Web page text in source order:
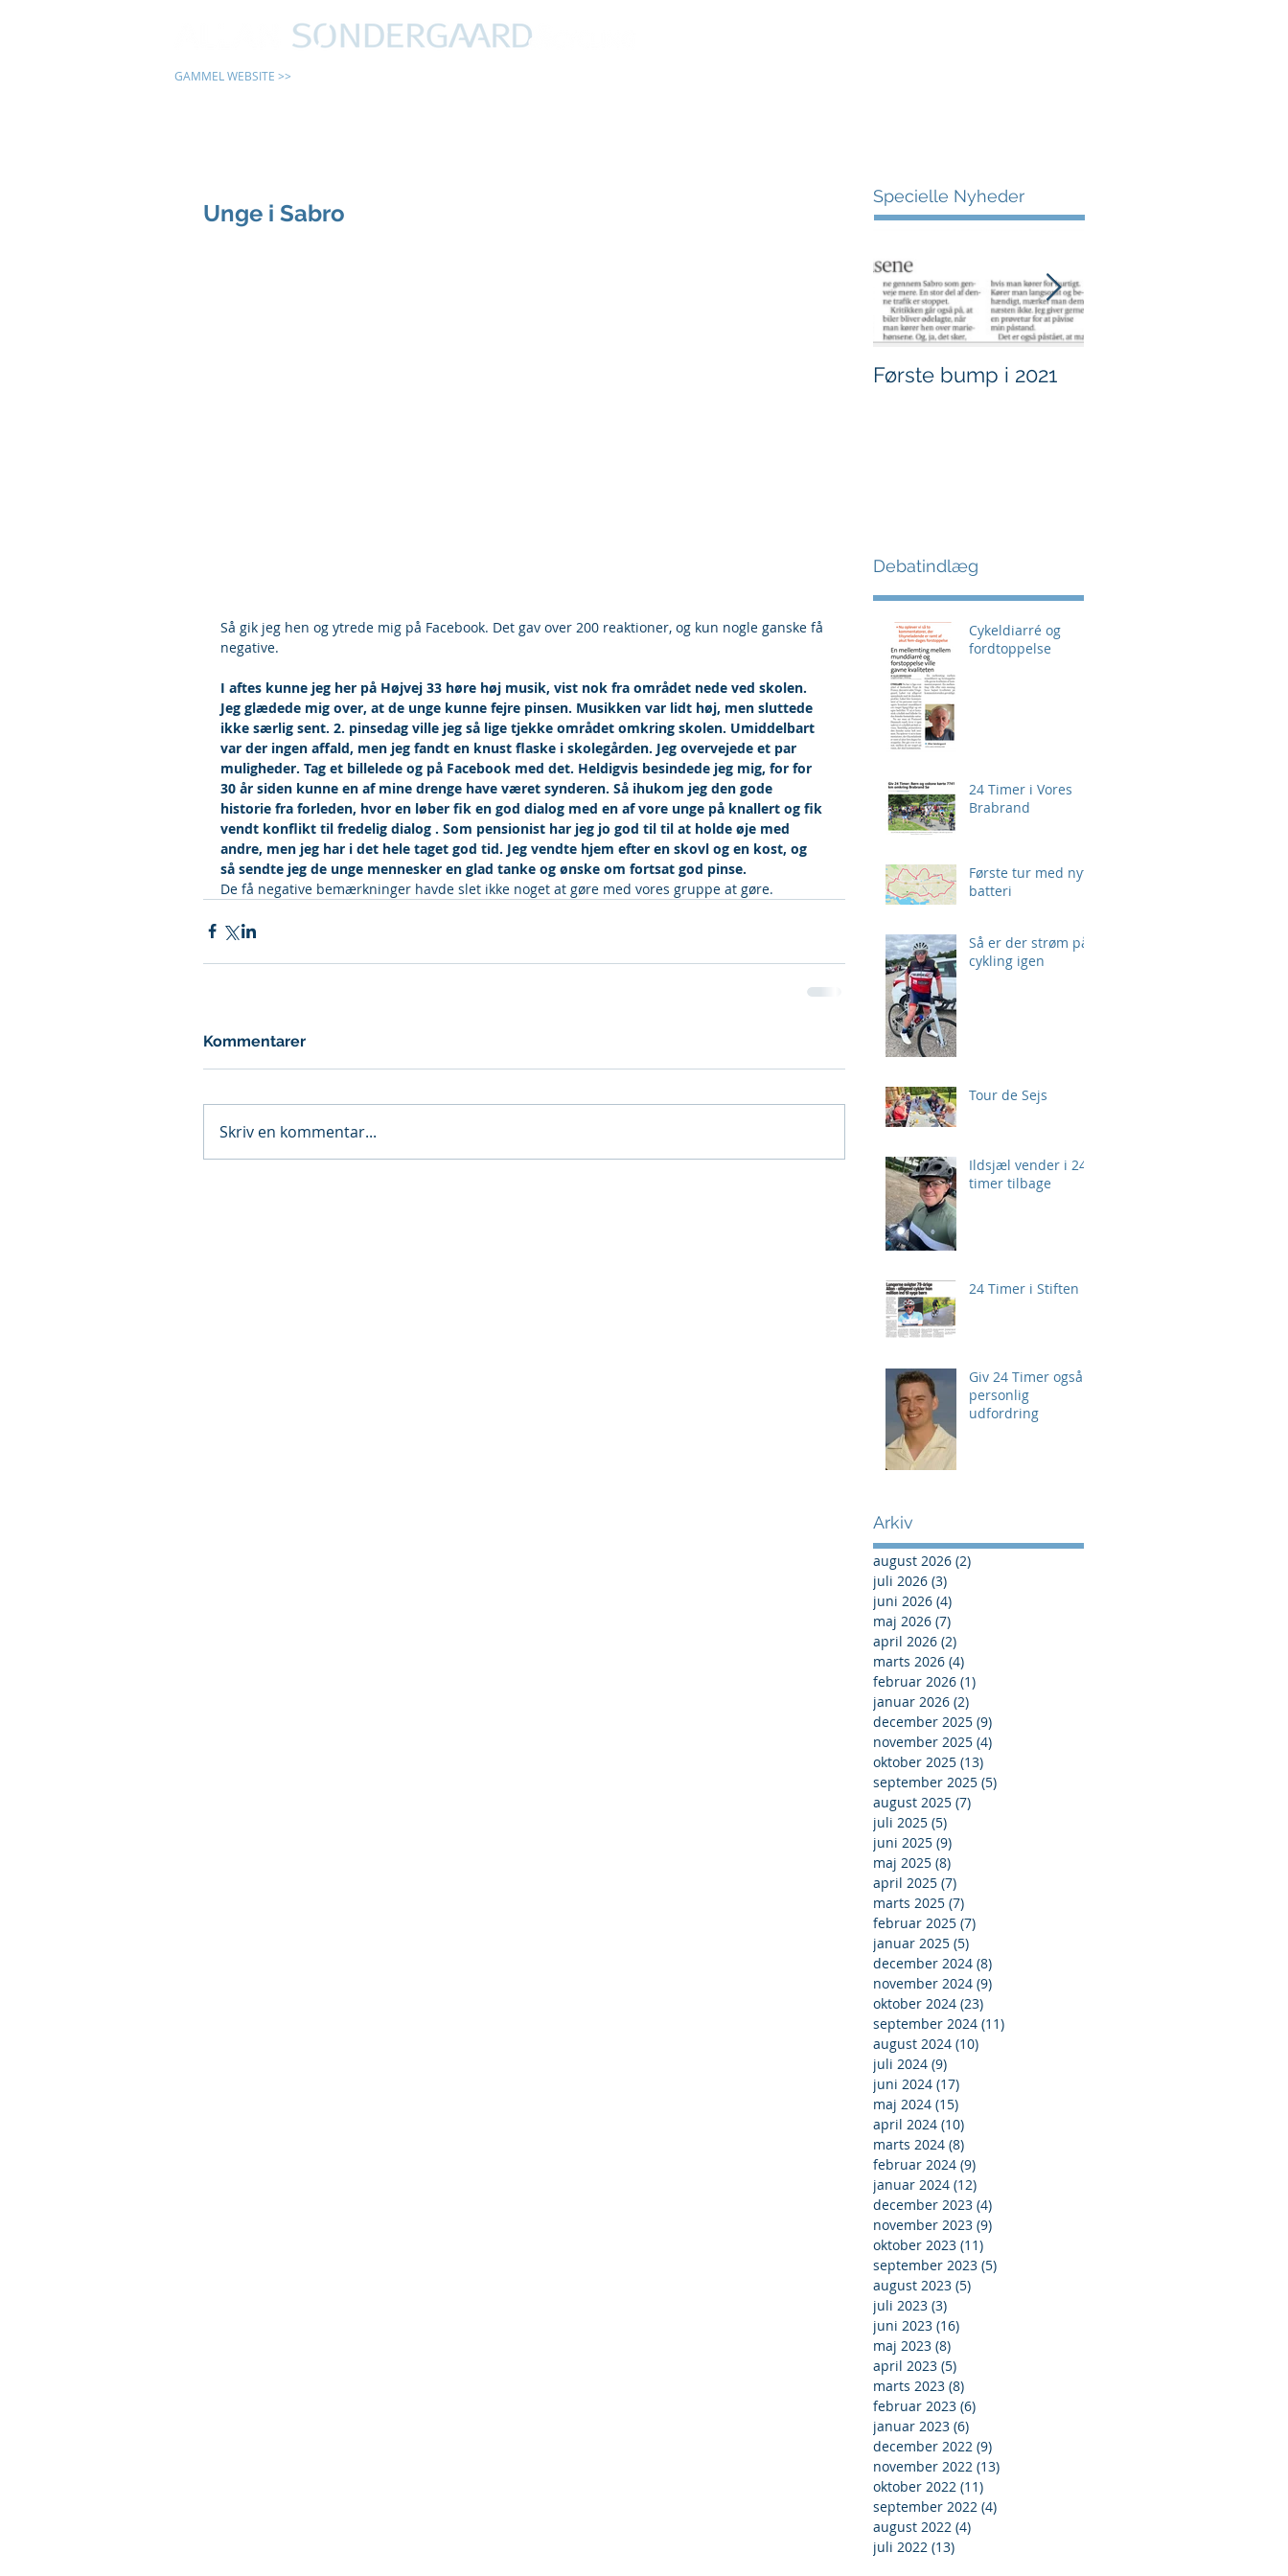
GAMMEL WEBSITE >>
Unge i Sabro
Så gik jeg hen og ytrede mig på Facebook. Det gav over 200 reaktioner, og kun nogle ganske få
negative.
I aftes kunne jeg her på Højvej 33 høre høj musik, vist nok fra området nede ved skolen.
Jeg glædede mig over, at de unge kunne fejre pinsen. Musikken var lidt høj, men sluttede
ikke særlig sent. 2. pinsedag ville jeg så lige tjekke området omkring skolen. Umiddelbart
var der ingen affald, men jeg fandt en knust flaske i skolegården. Jeg overvejede et par
muligheder. Tag et billelede og på Facebook med det. Heldigvis besindede jeg mig, for for
30 år siden kunne en af mine drenge have været synderen. Så ihukom jeg den gode
historie fra forleden, hvor en løber fik en god dialog med en af vore unge på knallert og fik
vendt konflikt til fredelig dialog . Som pensionist har jeg jo god til til at holde øje med
andre, men jeg har i det hele taget god tid. Jeg vendte hjem efter en skovl og en kost, og
så sendte jeg de unge mennesker en glad tanke og ønske om fortsat god pinse.
De få negative bemærkninger havde slet ikke noget at gøre med vores gruppe at gøre.
Kommentarer
Skriv en kommentar...
Specielle Nyheder
Første bump i 2021
Debatindlæg
Cykeldiarré og
fordtoppelse
24 Timer i Vores
Brabrand
Første tur med nyt
batteri
Så er der strøm på
cykling igen
Tour de Sejs
Ildsjæl vender i 24
timer tilbage
24 Timer i Stiften
Giv 24 Timer også
personlig
udfordring
Arkiv
august 2026 (2)
juli 2026 (3)
juni 2026 (4)
maj 2026 (7)
april 2026 (2)
marts 2026 (4)
februar 2026 (1)
januar 2026 (2)
december 2025 (9)
november 2025 (4)
oktober 2025 (13)
september 2025 (5)
august 2025 (7)
juli 2025 (5)
juni 2025 (9)
maj 2025 (8)
april 2025 (7)
marts 2025 (7)
februar 2025 (7)
januar 2025 (5)
december 2024 (8)
november 2024 (9)
oktober 2024 (23)
september 2024 (11)
august 2024 (10)
juli 2024 (9)
juni 2024 (17)
maj 2024 (15)
april 2024 (10)
marts 2024 (8)
februar 2024 (9)
januar 2024 (12)
december 2023 (4)
november 2023 (9)
oktober 2023 (11)
september 2023 (5)
august 2023 (5)
juli 2023 (3)
juni 2023 (16)
maj 2023 (8)
april 2023 (5)
marts 2023 (8)
februar 2023 (6)
januar 2023 (6)
december 2022 (9)
november 2022 (13)
oktober 2022 (11)
september 2022 (4)
august 2022 (4)
juli 2022 (13)